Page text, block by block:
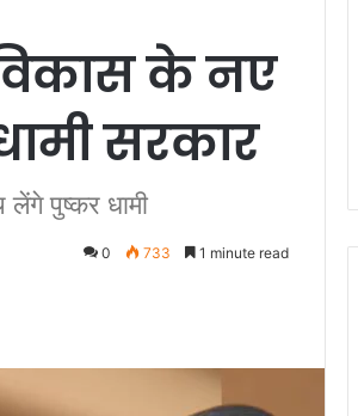
के नए
सरकार
पुष्कर धामी
0 733 1 minute read